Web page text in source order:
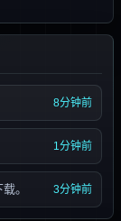
8分钟前
1分钟前
。 3分钟前